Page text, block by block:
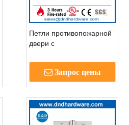
Петли противопожарной
двери с
нержавеющей стали 304
с включенным в список
UL- DDSS002-FR-
Запрос цены